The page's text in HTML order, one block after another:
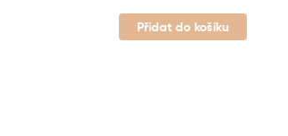
Přidat do košíku